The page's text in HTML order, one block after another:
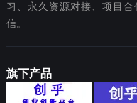
习、永久资源对接、项目
信。
旗下产品